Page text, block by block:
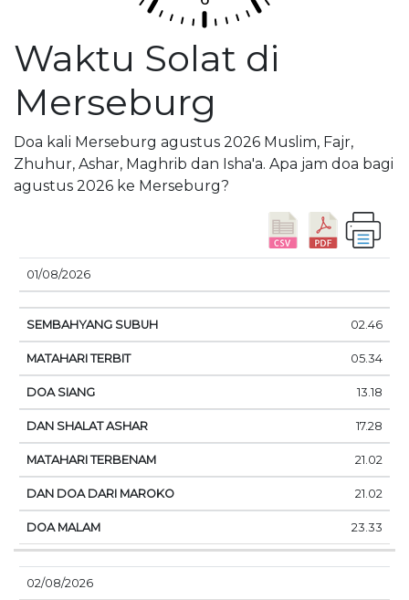
Waktu Solat di
Merseburg
Doa kali Merseburg agustus 2026 Muslim, Fajr,
Zhuhur, Ashar, Maghrib dan Isha'a. Apa jam doa bagi
agustus 2026 ke Merseburg?
TANGGAL
SEMBAHYANG
SUBUH
MATAHARI
DOA
SIANG
01/08/2026
02.46
05.34
13.18
17.28
21.02
21.02
23.33
02/08/2026